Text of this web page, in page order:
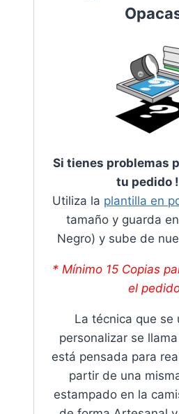
Si tienes problemas
tu pedido !
Utiliza la plantilla en
tamaño y guarda en
Negro) y sube de
* Mínimo 15 Copias
el
La técnica que se
personalizar se llama
está pensada para
partir de una
estampado en la